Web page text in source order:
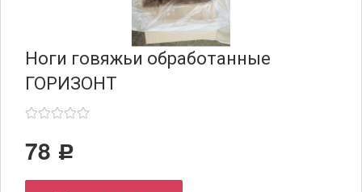
Ноги говяжьи обработанные
ГОРИЗОНТ
78 Р